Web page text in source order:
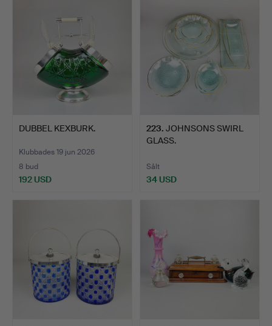
DUBBEL KEXBURK.
Klubbades 19 jun 2026
8 bud
192 USD
223. JOHNSONS SWIRL
GLASS.
Sålt
34 USD